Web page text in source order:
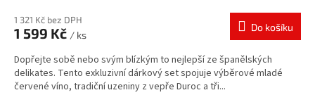
1 321 Kč bez DPH
1 599 Kč / ks
Do košíku
Dopřejte sobě nebo svým blízkým to nejlepší ze španělských
delikates. Tento exkluzivní dárkový set spojuje výběrové mladé
červené víno, tradiční uzeniny z vepře Duroc a tři...